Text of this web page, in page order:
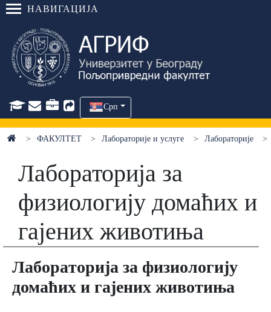
НАВИГАЦИЈА
Срп
ФАКУЛТЕТ Лабораторије и услуге Лабораторије
Лабораторија за
физиологију домаћих и
гајених животиња
Лaборaторијa зa физиологију
домaћих и гaјених животињa